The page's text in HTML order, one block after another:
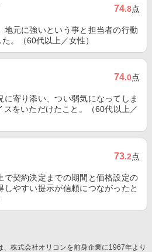
74.8点
地元に強いという事と担当者の行動
。（60代以上／女性）
74.0点
に寄り添い、つい弱気になってしま
スをいただけたこと。（60代以上／
73.2点
で契約決定までの期間と価格設定の
やすい提示が信頼につながったと
、株式会社オリコンを前身企業に1967年より